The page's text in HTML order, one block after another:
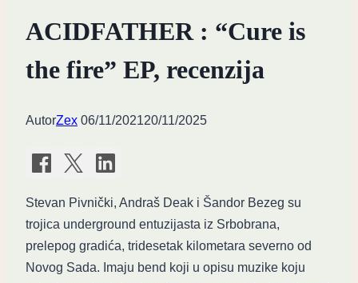
ACIDFATHER : “Cure is
the fire” EP, recenzija
AutorZex 06/11/202120/11/2025
Stevan Pivnički, Andraš Deak i Šandor Bezeg su
trojica underground entuzijasta iz Srbobrana,
prelepog gradića, tridesetak kilometara severno od
Novog Sada. Imaju bend koji u opisu muzike koju